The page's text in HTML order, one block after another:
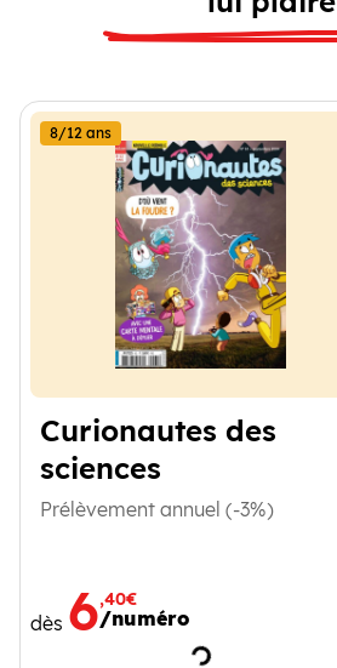
Curionautes des
sciences
8/12 ans
Prélèvement annuel (-3%)
dès 6,40€
/numéro
Chargement